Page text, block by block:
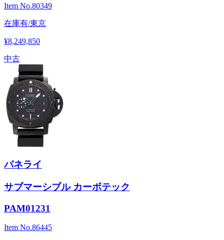
Item No.80349
在庫有/東京
¥8,249,850
中古
パネライ
サブマーシブル カーボテック
PAM01231
Item No.86445